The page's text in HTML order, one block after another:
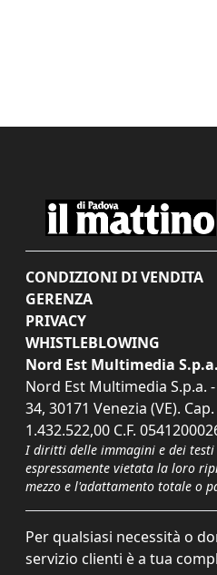
CONDIZIONI DI VENDITA
GERENZA
PRIVACY
WHISTLEBLOWING
Nord Est Multimedia S.p.a.
Nord Est Multimedia S.p.a.
34, 30171 Venezia (VE).
1.432.522,00 C.F.
I diritti delle immagini e dei testi
espressamente vietata la loro
mezzo e l'adattamento totale o
Per qualsiasi necessità o
servizio clienti è a tua